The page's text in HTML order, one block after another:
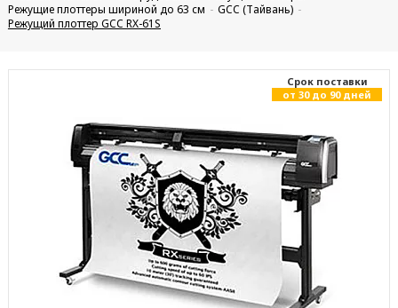
Режущие плоттеры шириной до 63 см
GCC (Тайвань)
Режущий плоттер GCC RX-61S
Cрок поставки
от 30 до 90 дней